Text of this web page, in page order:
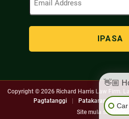
Copyright © 2026 Richard Harris Law Firm.
Pagtatanggi
| Patakaran sa
Site mula sa
👋🏼